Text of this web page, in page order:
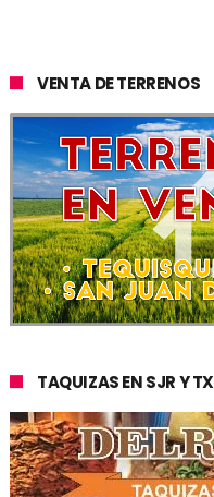
VENTA DE TERRENOS
TAQUIZAS EN SJR Y TX